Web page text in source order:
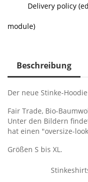
Delivery policy
module)
Beschreibung
Der neue Stinke-Hoodie
Fair Trade, Bio-
Unter den Bildern
hat einen "oversize-
Größen S bis XL.
3 andere